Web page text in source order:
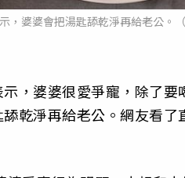
，婆婆會把湯匙舔乾淨再給老公。
，婆婆很愛爭寵，除了
乾淨再給老公。網友看